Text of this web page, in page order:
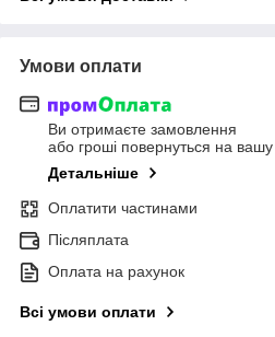
Умови оплати
Ви отримаєте замовлення
або гроші повернуться на вашу
Детальніше
Оплатити частинами
Післяплата
Оплата на рахунок
Всі умови оплати